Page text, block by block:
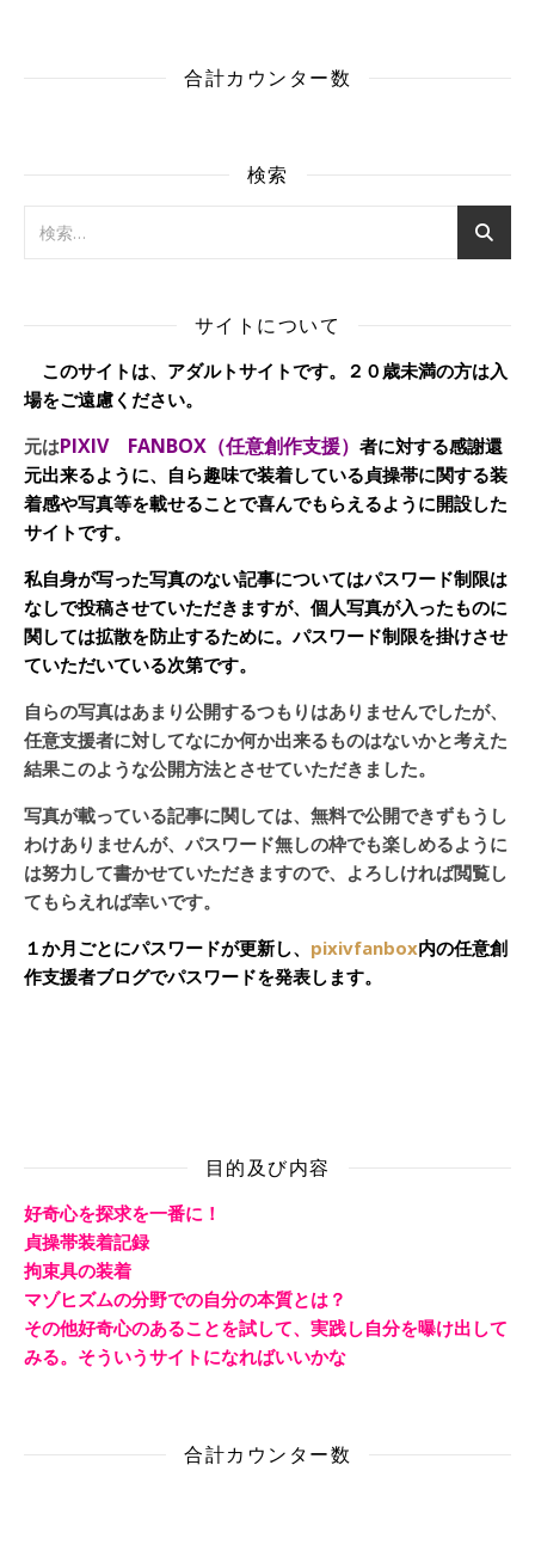
合計カウンター数
検索
サイトについて
このサイトは、アダルトサイトです。２０歳未満の方は入
場をご遠慮ください。
元はPIXIV FANBOX（任意創作支援） 者に対する感謝還
元出来るように、自ら趣味で装着している貞操帯に関する装
着感や写真等を載せることで喜んでもらえるように開設した
サイトです。
私自身が写った写真のない記事についてはパスワード制限は
なしで投稿させていただきますが、個人写真が入ったものに
関しては拡散を防止するために。パスワード制限を掛けさせ
ていただいている次第です。
自らの写真はあまり公開するつもりはありませんでしたが、
任意支援者に対してなにか何か出来るものはないかと考えた
結果このような公開方法とさせていただきました。
写真が載っている記事に関しては、無料で公開できずもうし
わけありませんが、パスワード無しの枠でも楽しめるように
は努力して書かせていただきますので、よろしければ閲覧し
てもらえれば幸いです。
１か月ごとにパスワードが更新し、 pixivfanbox内の任意創
作支援者ブログでパスワードを発表します。
目的及び内容
好奇心を探求を一番に！
貞操帯装着記録
拘束具の装着
マゾヒズムの分野での自分の本質とは？
その他好奇心のあることを試して、実践し自分を曝け出して
みる。そういうサイトになればいいかな
合計カウンター数